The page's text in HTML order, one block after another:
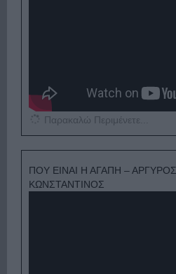
Παρακαλώ Περιμένετε...
ΠΟΥ ΕΙΝΑΙ Η ΑΓΑΠΗ – ΑΡΓΥΡΟΣ
ΚΩΝΣΤΑΝΤΙΝΟΣ